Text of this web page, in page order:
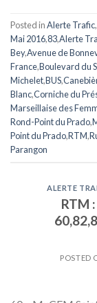
Posted inAlerte Trafic,
Mai 2016,83,Alerte
Bey,Avenue de
France,Boulevard du
Michelet,BUS,
Blanc,Corniche du
Marseillaise des
Rond-Point du Prado,
Point du Prado,RTM,
Parangon
ALERTE
RTM
POSTED